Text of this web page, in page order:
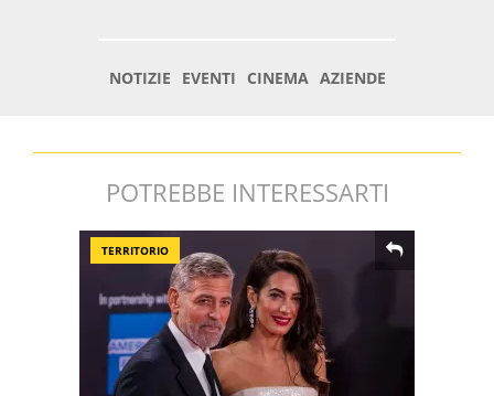
POTREBBE INTERESSARTI
TERRITORIO